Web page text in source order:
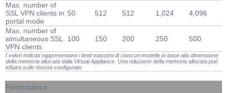
Max. number of
SSL VPN clients in
portal mode
50 512 512 1,024 4,096
Max. number of
simultaneous SSL
VPN clients
100 150 200 250 500
I valori indicati rappresentano i limiti massimi di ciascun modello in base alla dimensione
della memoria allocata dalla Virtual Appliance. Una riduzione della memoria allocata può
influire sulle risorse configurate.
Performance